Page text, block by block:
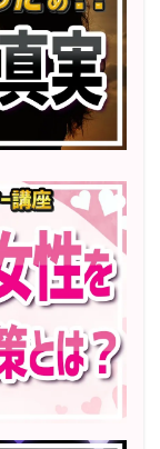
1500名越え
メールレッス
実績
始 限定10名
び日本NLP能